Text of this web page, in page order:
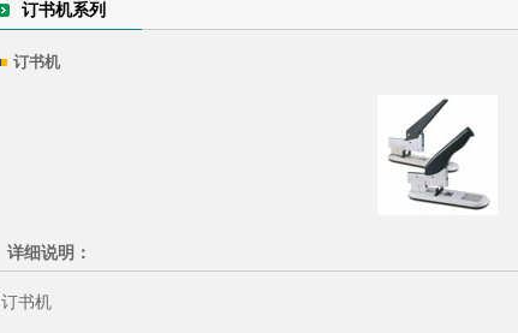
订书机系列
订书机
详细说明：
订书机